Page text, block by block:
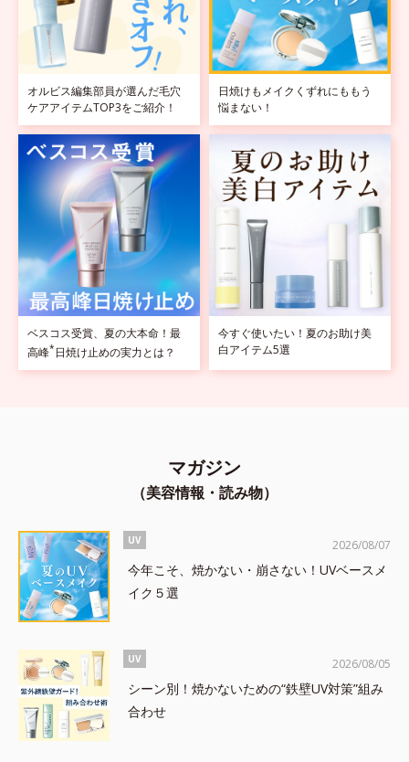
オルビス編集部員が選んだ毛穴
ケアアイテムTOP3をご紹介！
日焼けもメイクくずれにももう
悩まない！
ベスコス受賞、夏の大本命！最
高峰* 日焼け止めの実力とは？
今すぐ使いたい！夏のお助け美
白アイテム5選
マガジン
（美容情報・読み物）
UV
今年こそ、焼かない・崩さない！UVベースメ
イク５選
2026/08/07
UV
シーン別！焼かないための“鉄壁UV対策”組み
合わせ
2026/08/05